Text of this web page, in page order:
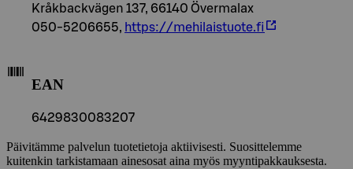
Kråkbackvägen 137, 66140 Övermalax
050-5206655, https://mehilaistuote.fi
EAN
6429830083207
Päivitämme palvelun tuotetietoja aktiivisesti. Suosittelemme
kuitenkin tarkistamaan ainesosat aina myös myyntipakkauksesta.